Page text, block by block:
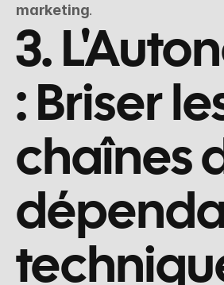
marketing.
3.
: Briser
chaînes